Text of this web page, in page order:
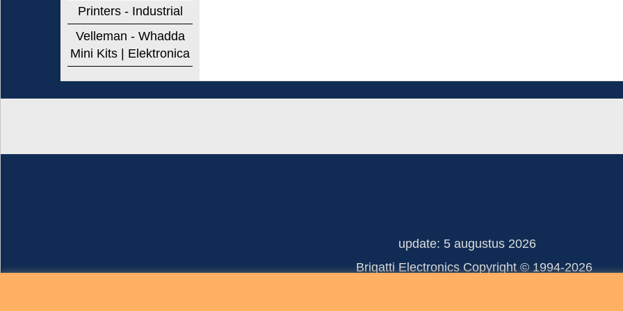
Printers - Industrial
Velleman - Whadda
Mini Kits | Elektronica
update: 5 augustus 2026
Brigatti Electronics Copyright ©